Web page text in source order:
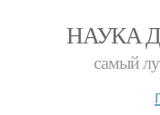
НАУКА
самый